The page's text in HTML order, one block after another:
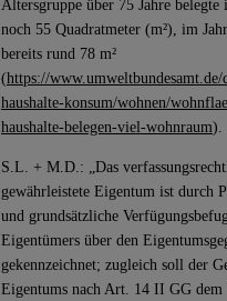
Altersgruppe über 75 Jahre belegte
noch 55 Quadratmeter (m²), im
bereits rund 78 m²
(https://www.umweltbundesamt.de/
haushalte-konsum/wohnen/
haushalte-belegen-viel-wohnraum).
S.L. + M.D.: „Das
gewährleistete Eigentum ist durch
und grundsätzliche
Eigentümers über den
gekennzeichnet; zugleich soll der
Eigentums nach Art. 14 II GG dem